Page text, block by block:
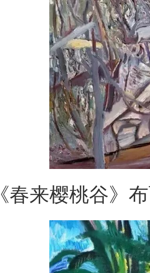
《春来樱桃谷》